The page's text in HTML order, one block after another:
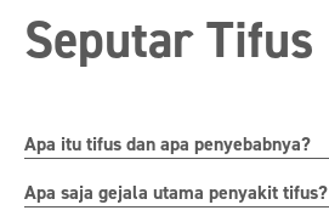
Seputar Tifus
Apa itu tifus dan apa penyebabnya?
Apa saja gejala utama penyakit tifus?